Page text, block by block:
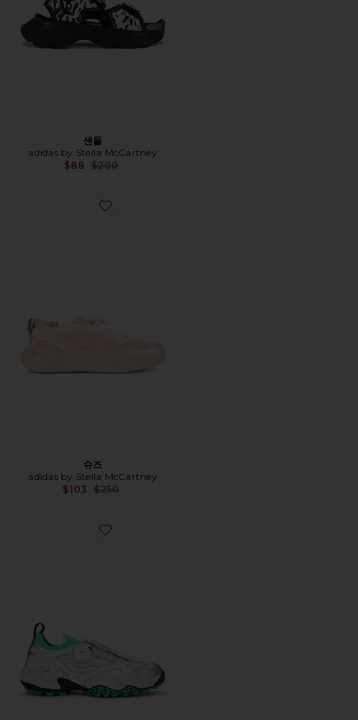
샌들
adidas by Stella McCartney
$88 Previous price:
$200
Favorite 슈즈
슈즈
adidas by Stella McCartney
$103 Previous price:
$250
Favorite 스니커즈